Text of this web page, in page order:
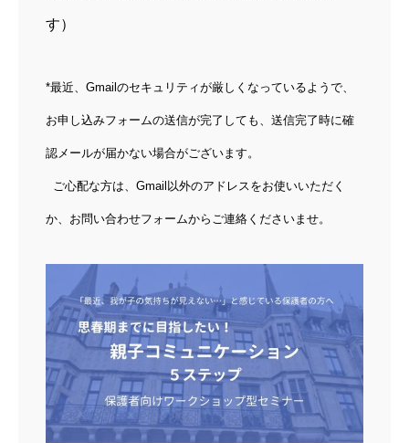
す）
*最近、Gmailのセキュリティが厳しくなっているようで、
お申し込みフォームの送信が完了しても、送信完了時に確
認メールが届かない場合がございます。
ご心配な方は、Gmail以外のアドレスをお使いいただく
か、お問い合わせフォームからご連絡くださいませ。
動画プレゼントのお知らせ
親子1on1メソッドとは？
プロフィール
ルクセンブルク発！珍獣の日々のツブヤキ(blog)
よくあるご質問
受講生専用ページ
お問い合わせ